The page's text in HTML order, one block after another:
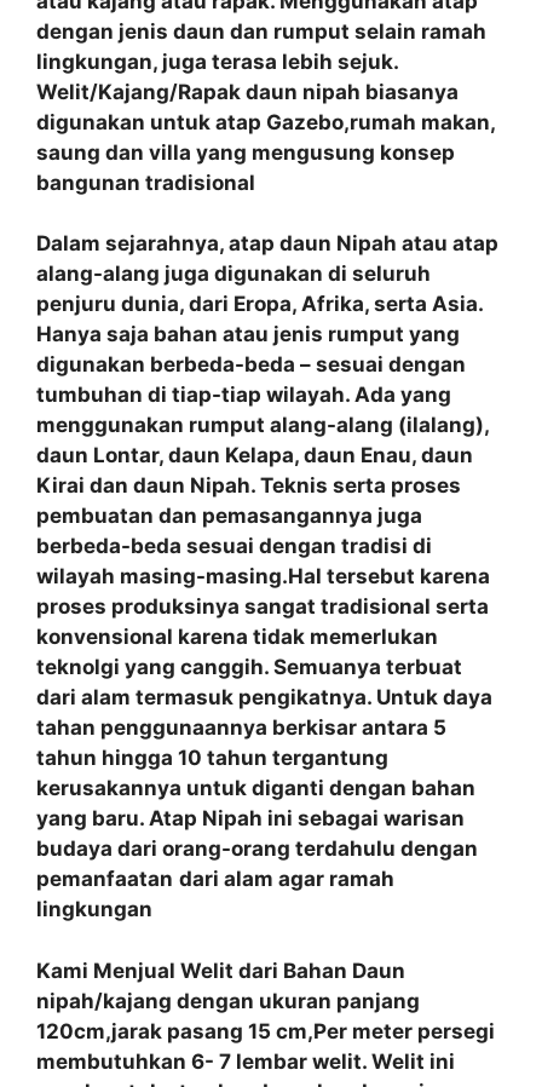
dengan jenis daun dan rumput selain ramah
lingkungan, juga terasa lebih sejuk.
Welit/Kajang/Rapak daun nipah biasanya
digunakan untuk atap Gazebo,rumah makan,
saung dan villa yang mengusung konsep
bangunan tradisional
Dalam sejarahnya, atap daun Nipah atau atap
alang-alang juga digunakan di seluruh
penjuru dunia, dari Eropa, Afrika, serta Asia.
Hanya saja bahan atau jenis rumput yang
digunakan berbeda-beda – sesuai dengan
tumbuhan di tiap-tiap wilayah. Ada yang
menggunakan rumput alang-alang (ilalang),
daun Lontar, daun Kelapa, daun Enau, daun
Kirai dan daun Nipah. Teknis serta proses
pembuatan dan pemasangannya juga
berbeda-beda sesuai dengan tradisi di
wilayah masing-masing.Hal tersebut karena
proses produksinya sangat tradisional serta
konvensional karena tidak memerlukan
teknolgi yang canggih. Semuanya terbuat
dari alam termasuk pengikatnya. Untuk daya
tahan penggunaannya berkisar antara 5
tahun hingga 10 tahun tergantung
kerusakannya untuk diganti dengan bahan
yang baru. Atap Nipah ini sebagai warisan
budaya dari orang-orang terdahulu dengan
pemanfaatan dari alam agar ramah
lingkungan
Kami Menjual Welit dari Bahan Daun
nipah/kajang dengan ukuran panjang
120cm,jarak pasang 15 cm,Per meter persegi
membutuhkan 6- 7 lembar welit. Welit ini